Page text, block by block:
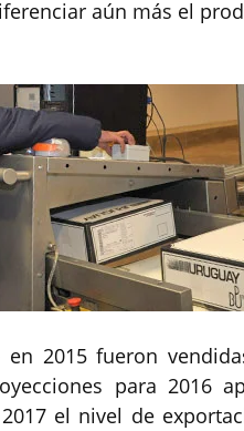
aún más el
en 2015 fueron
para 2016
el nivel de